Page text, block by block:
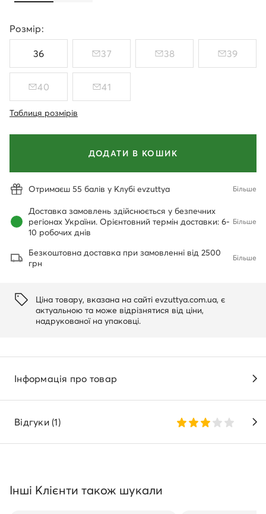
Розмір:
36 37 38 39
40 41
Таблиця розмірів
ДОДАТИ В КОШИК
Отримаєш 55 балів у Клубі evzuttya Більше
Доставка замовлень здійснюється у безпечних
регіонах України. Орієнтовний термін доставки: 6-
10 робочих днів
Більше
Безкоштовна доставка при замовленні від 2500
грн
Більше
Ціна товару, вказана на сайті evzuttya.com.ua, є
актуальною та може відрізнятися від ціни,
надрукованої на упаковці.
Інформація про товар
Відгуки (1)
Інші Клієнти також шукали